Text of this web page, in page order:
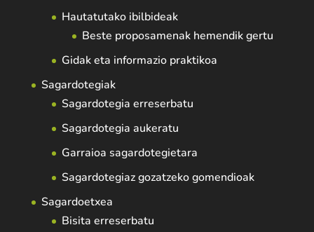
Hautatutako ibilbideak
Beste proposamenak hemendik gertu
Gidak eta informazio praktikoa
Sagardotegiak
Sagardotegia erreserbatu
Sagardotegia aukeratu
Garraioa sagardotegietara
Sagardotegiaz gozatzeko gomendioak
Sagardoetxea
Bisita erreserbatu